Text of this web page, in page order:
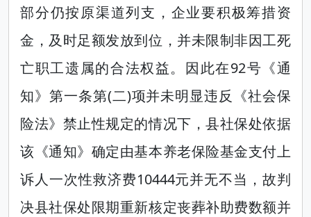
部分仍按原渠道列支，企业要积极筹措资
金，及时足额发放到位，并未限制非因工死
亡职工遗属的合法权益。因此在92号《通
知》第一条第(二)项并未明显违反《社会保
险法》禁止性规定的情况下，县社保处依据
该《通知》确定由基本养老保险基金支付上
诉人一次性救济费10444元并无不当，故判
决县社保处限期重新核定丧葬补助费数额并